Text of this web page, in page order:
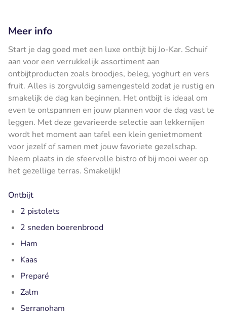
Meer info
Start je dag goed met een luxe ontbijt bij Jo-Kar. Schuif
aan voor een verrukkelijk assortiment aan
ontbijtproducten zoals broodjes, beleg, yoghurt en vers
fruit. Alles is zorgvuldig samengesteld zodat je rustig en
smakelijk de dag kan beginnen. Het ontbijt is ideaal om
even te ontspannen en jouw plannen voor de dag vast te
leggen. Met deze gevarieerde selectie aan lekkernijen
wordt het moment aan tafel een klein genietmoment
voor jezelf of samen met jouw favoriete gezelschap.
Neem plaats in de sfeervolle bistro of bij mooi weer op
het gezellige terras. Smakelijk!
Ontbijt
2 pistolets
2 sneden boerenbrood
Ham
Kaas
Preparé
Zalm
Serranoham